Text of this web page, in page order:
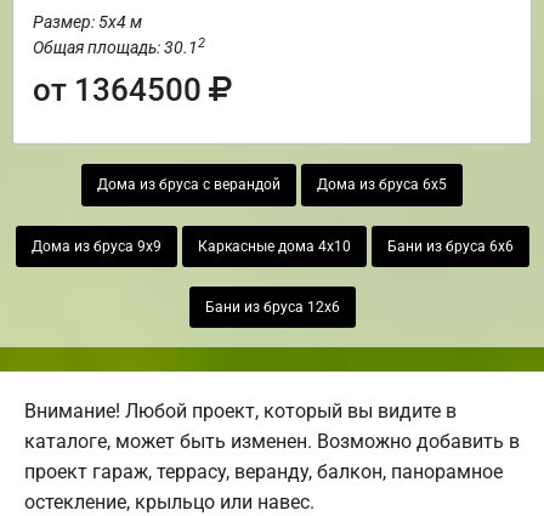
Размер: 5х4 м
Общая площадь: 30.12
от 1364500
Дома из бруса с верандой Дома из бруса 6х5
Дома из бруса 9х9 Каркасные дома 4х10 Бани из бруса 6х6
Бани из бруса 12х6
Внимание! Любой проект, который вы видите в
каталоге, может быть изменен. Возможно добавить в
проект гараж, террасу, веранду, балкон, панорамное
остекление, крыльцо или навес.